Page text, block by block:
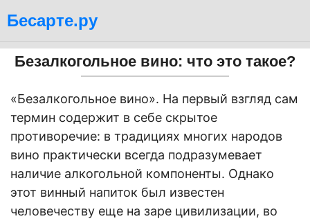
Бесарте.ру
Безалкогольное вино: что это такое?
«Безалкогольное вино». На первый взгляд сам
термин содержит в себе скрытое
противоречие: в традициях многих народов
вино практически всегда подразумевает
наличие алкогольной компоненты. Однако
этот винный напиток был известен
человечеству еще на заре цивилизации, во